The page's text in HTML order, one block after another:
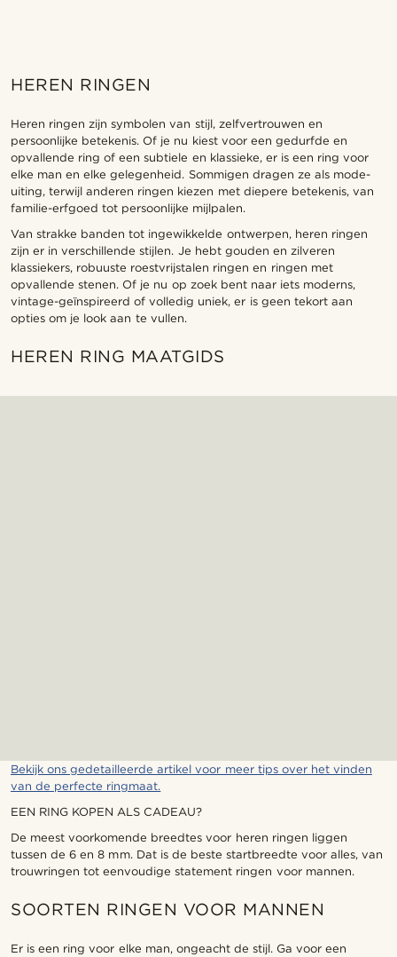
HEREN RINGEN
Heren ringen zijn symbolen van stijl, zelfvertrouwen en
persoonlijke betekenis. Of je nu kiest voor een gedurfde en
opvallende ring of een subtiele en klassieke, er is een ring voor
elke man en elke gelegenheid. Sommigen dragen ze als mode-
uiting, terwijl anderen ringen kiezen met diepere betekenis, van
familie-erfgoed tot persoonlijke mijlpalen.
Van strakke banden tot ingewikkelde ontwerpen, heren ringen
zijn er in verschillende stijlen. Je hebt gouden en zilveren
klassiekers, robuuste roestvrijstalen ringen en ringen met
opvallende stenen. Of je nu op zoek bent naar iets moderns,
vintage-geïnspireerd of volledig uniek, er is geen tekort aan
opties om je look aan te vullen.
HEREN RING MAATGIDS
Bekijk ons gedetailleerde artikel voor meer tips over het vinden
van de perfecte ringmaat.
EEN RING KOPEN ALS CADEAU?
De meest voorkomende breedtes voor heren ringen liggen
tussen de 6 en 8 mm. Dat is de beste startbreedte voor alles, van
trouwringen tot eenvoudige statement ringen voor mannen.
SOORTEN RINGEN VOOR MANNEN
Er is een ring voor elke man, ongeacht de stijl. Ga voor een